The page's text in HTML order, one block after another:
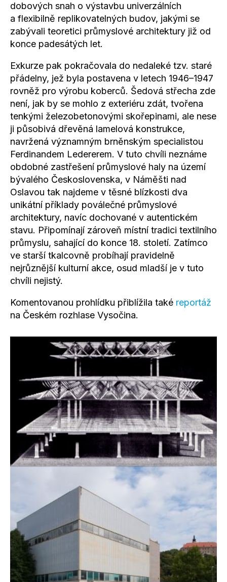
dobových snah o výstavbu univerzálních
a flexibilně replikovatelných budov, jakými se
zabývali teoretici průmyslové architektury již od
konce padesátých let.
Exkurze pak pokračovala do nedaleké tzv. staré
přádelny, jež byla postavena v letech 1946–1947
rovněž pro výrobu koberců. Šedová střecha zde
není, jak by se mohlo z exteriéru zdát, tvořena
tenkými železobetonovými skořepinami, ale nese
ji působivá dřevěná lamelová konstrukce,
navržená významným brněnským specialistou
Ferdinandem Ledererem. V tuto chvíli neznáme
obdobné zastřešení průmyslové haly na území
bývalého Československa, v Náměšti nad
Oslavou tak najdeme v těsné blízkosti dva
unikátní příklady poválečné průmyslové
architektury, navíc dochované v autentickém
stavu. Připomínají zároveň místní tradici textilního
průmyslu, sahající do konce 18. století. Zatímco
ve starší tkalcovně probíhají pravidelně
nejrůznější kulturní akce, osud mladší je v tuto
chvíli nejistý.
Komentovanou prohlídku přiblížila také reportáž
na Českém rozhlase Vysočina.